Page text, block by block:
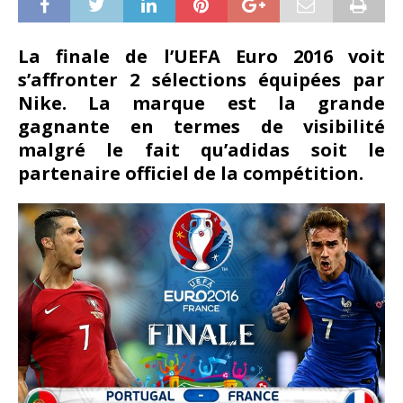
La finale de l’UEFA Euro 2016 voit
s’affronter 2 sélections équipées par
Nike. La marque est la grande
gagnante en termes de visibilité
malgré le fait qu’adidas soit le
partenaire officiel de la compétition.